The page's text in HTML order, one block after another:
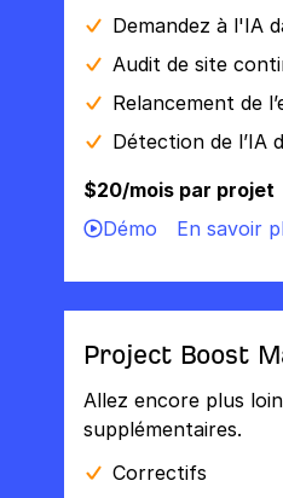
Demandez à l'IA
Audit de site
Relancement de
Détection de l’IA
$20/mois par projet
Démo
En savoir
Project Boost
Allez encore plus
supplémentaires.
Correctifs